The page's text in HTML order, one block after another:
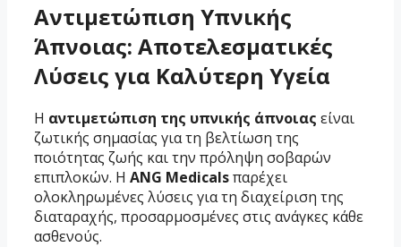
Αντιμετώπιση Υπνικής
Άπνοιας: Αποτελεσματικές
Λύσεις για Καλύτερη Υγεία
Η αντιμετώπιση της υπνικής άπνοιας είναι
ζωτικής σημασίας για τη βελτίωση της
ποιότητας ζωής και την πρόληψη σοβαρών
επιπλοκών. Η ANG Medicalsπαρέχει
ολοκληρωμένες λύσεις για τη διαχείριση της
διαταραχής, προσαρμοσμένες στις ανάγκες κάθε
ασθενούς.